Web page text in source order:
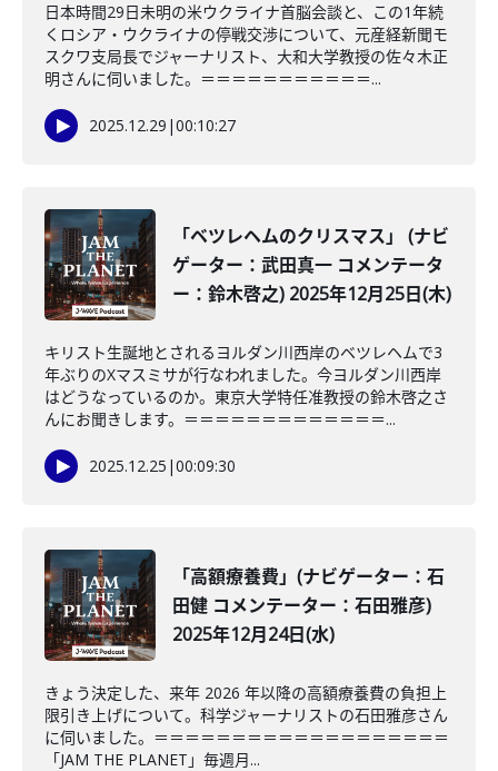
日本時間29日未明の米ウクライナ首脳会談と、この1年続
くロシア・ウクライナの停戦交渉について、元産経新聞モ
スクワ支局長でジャーナリスト、大和大学教授の佐々木正
明さんに伺いました。＝＝＝＝＝＝＝＝＝＝＝...
2025.12.29 |00:10:27
「ベツレヘムのクリスマス」 (ナビ
ゲーター：武田真一 コメンテータ
ー：鈴木啓之) 2025年12月25日(木)
キリスト生誕地とされるヨルダン川西岸のベツレヘムで3
年ぶりのXマスミサが行なわれました。今ヨルダン川西岸
はどうなっているのか。東京大学特任准教授の鈴木啓之さ
んにお聞きします。＝＝＝＝＝＝＝＝＝＝＝＝＝...
2025.12.25 |00:09:30
「高額療養費」(ナビゲーター：石
田健 コメンテーター：石田雅彦)
2025年12月24日(水)
きょう決定した、来年 2026 年以降の高額療養費の負担上
限引き上げについて。科学ジャーナリストの石田雅彦さん
に伺いました。＝＝＝＝＝＝＝＝＝＝＝＝＝＝＝＝＝＝＝
「JAM THE PLANET」毎週月...